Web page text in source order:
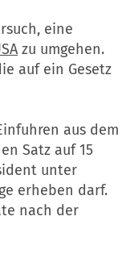
eine
zu umgehen.
auf ein Gesetz
aus dem
Satz auf 15
unter
erheben darf.
nach der